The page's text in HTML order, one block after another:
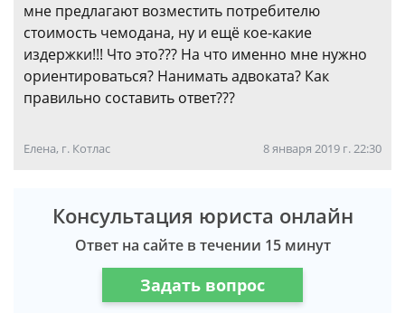
мне предлагают возместить потребителю
стоимость чемодана, ну и ещё кое-какие
издержки!!! Что это??? На что именно мне нужно
ориентироваться? Нанимать адвоката? Как
правильно составить ответ???
Елена, г. Котлас 8 января 2019 г. 22:30
Консультация юриста онлайн
Ответ на сайте в течении 15 минут
Задать вопрос